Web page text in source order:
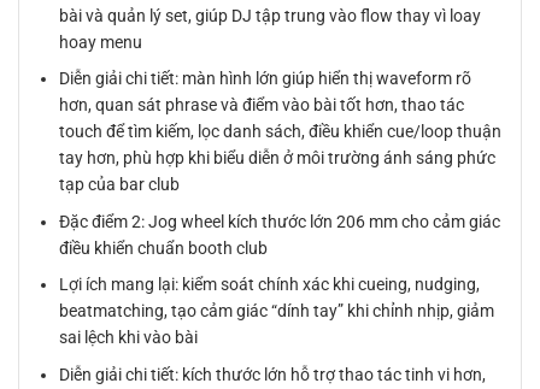
bài và quản lý set, giúp DJ tập trung vào flow thay vì loay
hoay menu
Diễn giải chi tiết: màn hình lớn giúp hiển thị waveform rõ
hơn, quan sát phrase và điểm vào bài tốt hơn, thao tác
touch để tìm kiếm, lọc danh sách, điều khiển cue/loop thuận
tay hơn, phù hợp khi biểu diễn ở môi trường ánh sáng phức
tạp của bar club
Đặc điểm 2: Jog wheel kích thước lớn 206 mm cho cảm giác
điều khiển chuẩn booth club
Lợi ích mang lại: kiểm soát chính xác khi cueing, nudging,
beatmatching, tạo cảm giác “dính tay” khi chỉnh nhịp, giảm
sai lệch khi vào bài
Diễn giải chi tiết: kích thước lớn hỗ trợ thao tác tinh vi hơn,